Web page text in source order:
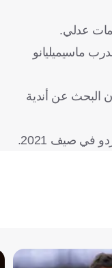
ماسيميليانو
البحث عن أندية